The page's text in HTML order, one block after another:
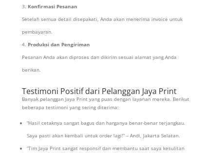
Konfirmasi Pesanan
Setelah semua detail disepakati, Anda akan menerima invoice untuk
pembayaran.
Produksi dan Pengiriman
Pesanan Anda akan diproses dan dikirim sesuai alamat yang Anda
berikan.
Testimoni Positif dari Pelanggan Jaya Print
Banyak pelanggan Jaya Print yang puas dengan layanan mereka. Berikut
beberapa testimoni yang sering diterima:
“Hasil cetaknya sangat bagus dan harganya benar-benar terjangkau.
Saya pasti akan kembali untuk order lagi!” – Andi, Jakarta Selatan.
“Tim Jaya Print sangat responsif dan membantu saat saya kesulitan